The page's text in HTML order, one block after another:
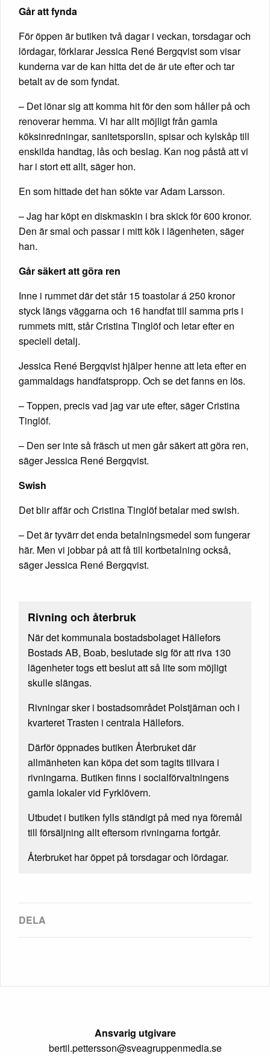
Går att fynda
För öppen är butiken två dagar i veckan, torsdagar och
lördagar, förklarar Jessica René Bergqvist som visar
kunderna var de kan hitta det de är ute efter och tar
betalt av de som fyndat.
– Det lönar sig att komma hit för den som håller på och
renoverar hemma. Vi har allt möjligt från gamla
köksinredningar, sanitetsporslin, spisar och kylskåp till
enskilda handtag, lås och beslag. Kan nog påstå att vi
har i stort ett allt, säger hon.
En som hittade det han sökte var Adam Larsson.
– Jag har köpt en diskmaskin i bra skick för 600 kronor.
Den är smal och passar i mitt kök i lägenheten, säger
han.
Går säkert att göra ren
Inne i rummet där det står 15 toastolar á 250 kronor
styck längs väggarna och 16 handfat till samma pris i
rummets mitt, står Cristina Tinglöf och letar efter en
speciell detalj.
Jessica René Bergqvist hjälper henne att leta efter en
gammaldags handfatspropp. Och se det fanns en lös.
– Toppen, precis vad jag var ute efter, säger Cristina
Tinglöf.
– Den ser inte så fräsch ut men går säkert att göra ren,
säger Jessica René Bergqvist.
Swish
Det blir affär och Cristina Tinglöf betalar med swish.
– Det är tyvärr det enda betalningsmedel som fungerar
här. Men vi jobbar på att få till kortbetalning också,
säger Jessica René Bergqvist.
Rivning och återbruk
När det kommunala bostadsbolaget Hällefors
Bostads AB, Boab, beslutade sig för att riva 130
lägenheter togs ett beslut att så lite som möjligt
skulle slängas.
Rivningar sker i bostadsområdet Polstjärnan och i
kvarteret Trasten i centrala Hällefors.
Därför öppnades butiken Återbruket där
allmänheten kan köpa det som tagits tillvara i
rivningarna. Butiken finns i socialförvaltningens
gamla lokaler vid Fyrklövern.
Utbudet i butiken fylls ständigt på med nya föremål
till försäljning allt eftersom rivningarna fortgår.
Återbruket har öppet på torsdagar och lördagar.
Ansvarig utgivare
bertil.pettersson@sveagruppenmedia.se